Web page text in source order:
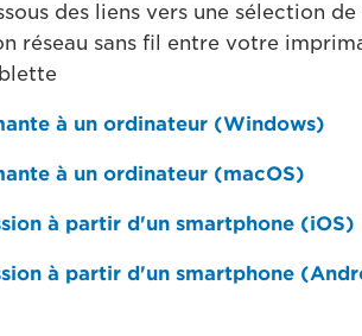
des liens vers une sélection
réseau sans fil entre votre
à un ordinateur (Windows)
à un ordinateur (macOS)
à partir d'un smartphone (iOS)
à partir d'un smartphone